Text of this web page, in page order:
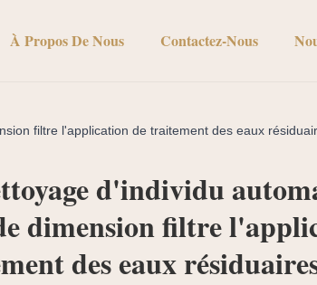
À Propos De Nous Contactez-Nous
filtre l'application de traitement des eaux
d'individu
dimension filtre
des eaux